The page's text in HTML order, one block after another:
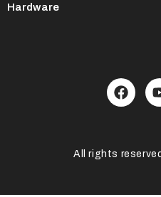
Hardware
All rights